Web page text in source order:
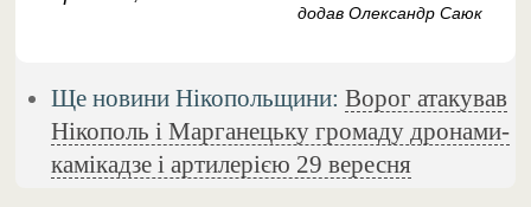
додав Олександр Саюк
Ще новини Нікопольщини:Ворог атакував
Нікополь і Марганецьку громаду дронами-
камікадзе і артилерією 29 вересня